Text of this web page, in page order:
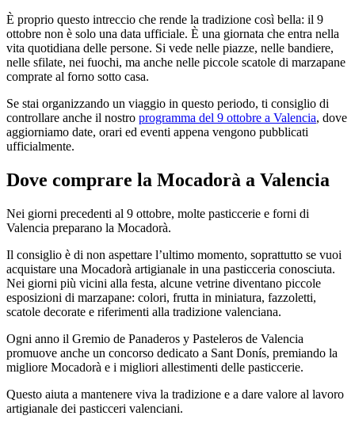
È proprio questo intreccio che rende la tradizione così bella: il 9
ottobre non è solo una data ufficiale. È una giornata che entra nella
vita quotidiana delle persone. Si vede nelle piazze, nelle bandiere,
nelle sfilate, nei fuochi, ma anche nelle piccole scatole di marzapane
comprate al forno sotto casa.
Se stai organizzando un viaggio in questo periodo, ti consiglio di
controllare anche il nostro programma del 9 ottobre a Valencia, dove
aggiorniamo date, orari ed eventi appena vengono pubblicati
ufficialmente.
Dove comprare la Mocadorà a Valencia
Nei giorni precedenti al 9 ottobre, molte pasticcerie e forni di
Valencia preparano la Mocadorà.
Il consiglio è di non aspettare l’ultimo momento, soprattutto se vuoi
acquistare una Mocadorà artigianale in una pasticceria conosciuta.
Nei giorni più vicini alla festa, alcune vetrine diventano piccole
esposizioni di marzapane: colori, frutta in miniatura, fazzoletti,
scatole decorate e riferimenti alla tradizione valenciana.
Ogni anno il Gremio de Panaderos y Pasteleros de Valencia
promuove anche un concorso dedicato a Sant Donís, premiando la
migliore Mocadorà e i migliori allestimenti delle pasticcerie.
Questo aiuta a mantenere viva la tradizione e a dare valore al lavoro
artigianale dei pasticceri valenciani.